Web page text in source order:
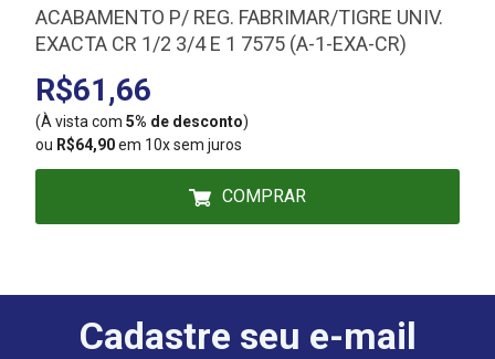
ACABAMENTO P/ REG. FABRIMAR/TIGRE UNIV.
EXACTA CR 1/2 3/4 E 1 7575 (A-1-EXA-CR)
R$61,66
(À vista com 5% de desconto)
ou R$64,90em 10x sem juros
COMPRAR
Cadastre seu e-mail